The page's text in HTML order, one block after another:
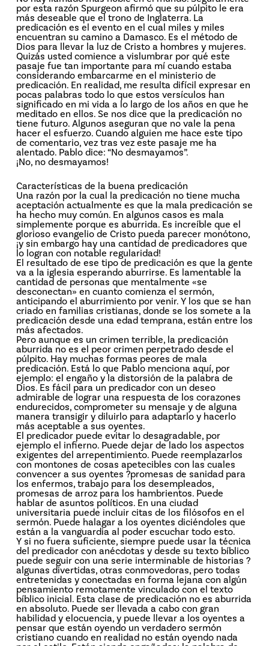
por esta razón Spurgeon afirmó que su púlpito le era
más deseable que el trono de Inglaterra. La
predicación es el evento en el cual miles y miles
encuentran su camino a Damasco. Es el método de
Dios para llevar la luz de Cristo a hombres y mujeres.
Quizás usted comience a vislumbrar por qué este
pasaje fue tan importante para mí cuando estaba
considerando embarcarme en el ministerio de
predicación. En realidad, me resulta difícil expresar en
pocas palabras todo lo que estos versículos han
significado en mi vida a lo largo de los años en que he
meditado en ellos. Se nos dice que la predicación no
tiene futuro. Algunos aseguran que no vale la pena
hacer el esfuerzo. Cuando alguien me hace este tipo
de comentario, vez tras vez este pasaje me ha
alentado. Pablo dice: “No desmayamos”.
¡No, no desmayamos!
Características de la buena predicación
Una razón por la cual la predicación no tiene mucha
aceptación actualmente es que la mala predicación se
ha hecho muy común. En algunos casos es mala
simplemente porque es aburrida. Es increíble que el
glorioso evangelio de Cristo pueda parecer monótono,
¡y sin embargo hay una cantidad de predicadores que
lo logran con notable regularidad!
El resultado de ese tipo de predicación es que la gente
va a la iglesia esperando aburrirse. Es lamentable la
cantidad de personas que mentalmente «se
desconectan» en cuanto comienza el sermón,
anticipando el aburrimiento por venir. Y los que se han
criado en familias cristianas, donde se los somete a la
predicación desde una edad temprana, están entre los
más afectados.
Pero aunque es un crimen terrible, la predicación
aburrida no es el peor crimen perpetrado desde el
púlpito. Hay muchas formas peores de mala
predicación. Está lo que Pablo menciona aquí, por
ejemplo: el engaño y la distorsión de la palabra de
Dios. Es fácil para un predicador con un deseo
admirable de lograr una respuesta de los corazones
endurecidos, comprometer su mensaje y de alguna
manera transigir y diluirlo para adaptarlo y hacerlo
más aceptable a sus oyentes.
El predicador puede evitar lo desagradable, por
ejemplo el infierno. Puede dejar de lado los aspectos
exigentes del arrepentimiento. Puede reemplazarlos
con montones de cosas apetecibles con las cuales
convencer a sus oyentes ?promesas de sanidad para
los enfermos, trabajo para los desempleados,
promesas de arroz para los hambrientos. Puede
hablar de asuntos políticos. En una ciudad
universitaria puede incluir citas de los filósofos en el
sermón. Puede halagar a los oyentes diciéndoles que
están a la vanguardia al poder escuchar todo esto.
Y si no fuera suficiente, siempre puede usar la técnica
del predicador con anécdotas y desde su texto bíblico
puede seguir con una serie interminable de historias ?
algunas divertidas, otras conmovedoras, pero todas
entretenidas y conectadas en forma lejana con algún
pensamiento remotamente vinculado con el texto
bíblico inicial. Esta clase de predicación no es aburrida
en absoluto. Puede ser llevada a cabo con gran
habilidad y elocuencia, y puede llevar a los oyentes a
pensar que están oyendo un verdadero sermón
cristiano cuando en realidad no están oyendo nada